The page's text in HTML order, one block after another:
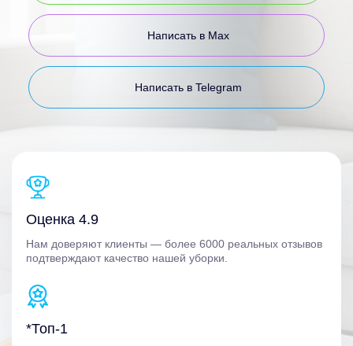
Написать в Max
Написать в Telegram
Оценка 4.9
Нам доверяют клиенты — более 6000 реальных отзывов
подтверждают качество нашей уборки.
*Топ-1